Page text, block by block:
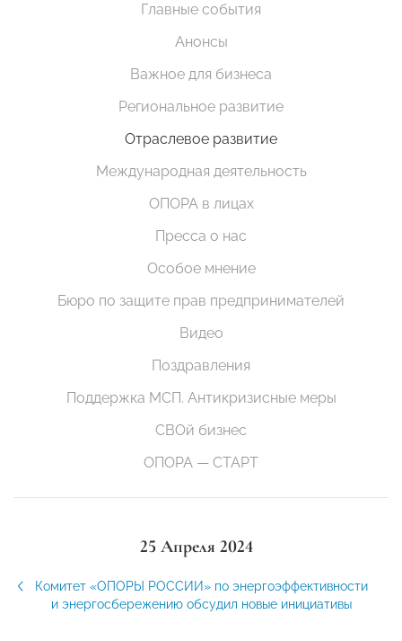
Главные события
Анонсы
Важное для бизнеса
Региональное развитие
Отраслевое развитие
Международная деятельность
ОПОРА в лицах
Пресса о нас
Особое мнение
Бюро по защите прав предпринимателей
Видео
Поздравления
Поддержка МСП. Антикризисные меры
СВОй бизнес
ОПОРА — СТАРТ
25 Апреля 2024
Комитет «ОПОРЫ РОССИИ» по энергоэффективности
и энергосбережению обсудил новые инициативы